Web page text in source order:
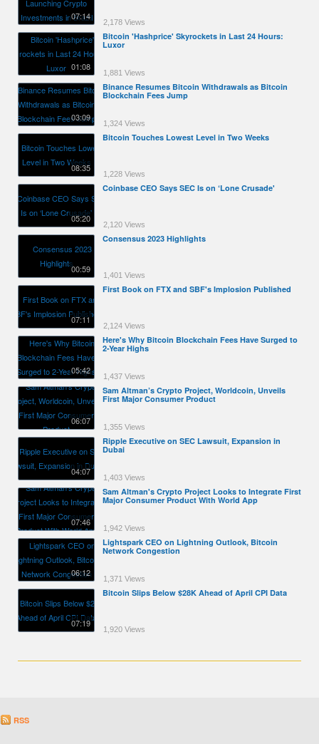
07:14
2,178 Views
01:08
Bitcoin 'Hashprice' Skyrockets in Last 24 Hours:
Luxor
1,881 Views
03:09
Binance Resumes Bitcoin Withdrawals as Bitcoin
Blockchain Fees Jump
1,324 Views
08:35
Bitcoin Touches Lowest Level in Two Weeks
1,228 Views
05:20
Coinbase CEO Says SEC Is on ‘Lone Crusade'
2,120 Views
00:59
Consensus 2023 Highlights
1,401 Views
07:11
First Book on FTX and SBF's Implosion Published
2,124 Views
05:42
Here's Why Bitcoin Blockchain Fees Have Surged to
2-Year Highs
1,437 Views
06:07
Sam Altman’s Crypto Project, Worldcoin, Unveils
First Major Consumer Product
1,355 Views
04:07
Ripple Executive on SEC Lawsuit, Expansion in
Dubai
1,403 Views
07:46
Sam Altman's Crypto Project Looks to Integrate First
Major Consumer Product With World App
1,942 Views
06:12
Lightspark CEO on Lightning Outlook, Bitcoin
Network Congestion
1,371 Views
07:19
Bitcoin Slips Below $28K Ahead of April CPI Data
1,920 Views
RSS